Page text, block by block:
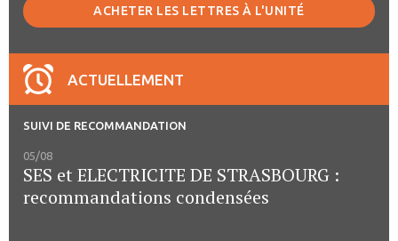
ACHETER LES LETTRES À L'UNITÉ
ACTUELLEMENT
SUIVI DE RECOMMANDATION
05/08
SES et ELECTRICITE DE STRASBOURG :
recommandations condensées